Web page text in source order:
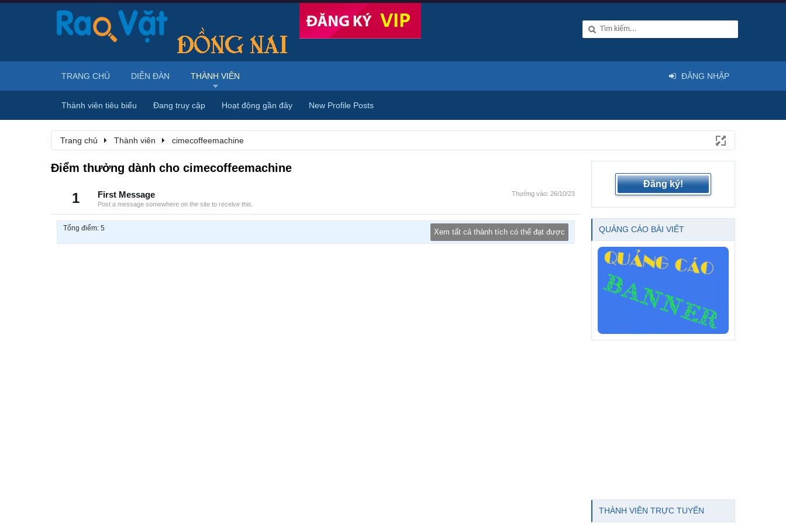
Trang chủ Thành viên cimecoffeemachine
Điểm thưởng dành cho cimecoffeemachine
1 Thưởng vào: 26/10/23
First Message
Post a message somewhere on the site to receive this.
Tổng điểm: 5 Xem tất cả thành tích có thể đạt được
Đăng ký!
QUẢNG CÁO BÀI VIẾT
THÀNH VIÊN TRỰC TUYẾN
TRANG CHỦ DIỄN ĐÀN THÀNH VIÊN
Thành viên tiêu biểu Đang truy cập Hoạt động gần đây New Profile Posts
ĐĂNG NHẬP